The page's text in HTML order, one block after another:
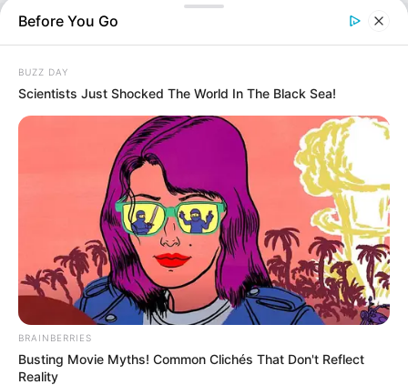
PostedMűvészek
Lopes nevű művészek – a
kreativitás öröksége
Before You Go
BUZZ DAY
Scientists Just Shocked The World In The Black Sea!
BRAINBERRIES
Busting Movie Myths! Common Clichés That Don't Reflect
Reality